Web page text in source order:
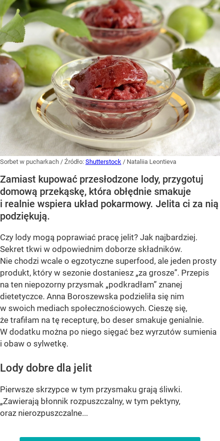
Sorbet w pucharkach / Źródło: Shutterstock / Nataliia Leontieva
Zamiast kupować przesłodzone lody, przygotuj
domową przekąskę, która obłędnie smakuje
i realnie wspiera układ pokarmowy. Jelita ci za nią
podziękują.
Czy lody mogą poprawiać pracę jelit? Jak najbardziej.
Sekret tkwi w odpowiednim doborze składników.
Nie chodzi wcale o egzotyczne superfood, ale jeden prosty
produkt, który w sezonie dostaniesz „za grosze”. Przepis
na ten niepozorny przysmak „podkradłam” znanej
dietetyczce. Anna Boroszewska podzieliła się nim
w swoich mediach społecznościowych. Cieszę się,
że trafiłam na tę recepturę, bo deser smakuje genialnie.
W dodatku można po niego sięgać bez wyrzutów sumienia
i obaw o sylwetkę.
Lody dobre dla jelit
Pierwsze skrzypce w tym przysmaku grają śliwki.
„Zawierają błonnik rozpuszczalny, w tym pektyny,
oraz nierozpuszczalne...